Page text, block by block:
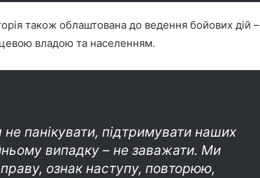
також облаштована до ведення бойових дій –
владою та населенням.
панікувати, підтримувати наших
випадку – не заважати. Ми
ознак наступу, повторюю,